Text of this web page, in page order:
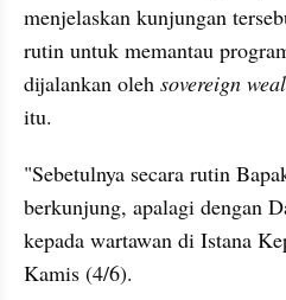
menjelaskan kunjungan
rutin untuk memantau
dijalankan oleh sovereign
itu.
"Sebetulnya secara rutin
berkunjung, apalagi dengan
kepada wartawan di Istana
Kamis (4/6).